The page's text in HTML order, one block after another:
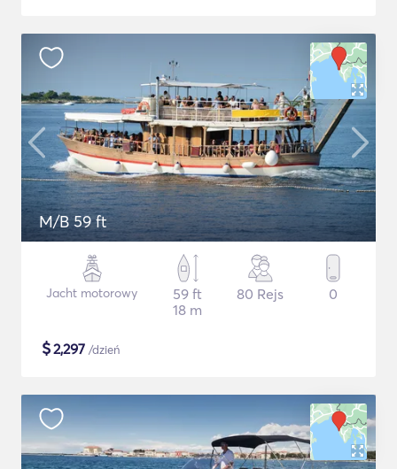
M/B 59 ft
Jacht motorowy
59 ft
18 m
80 Rejs 0
$2,297 /dzień